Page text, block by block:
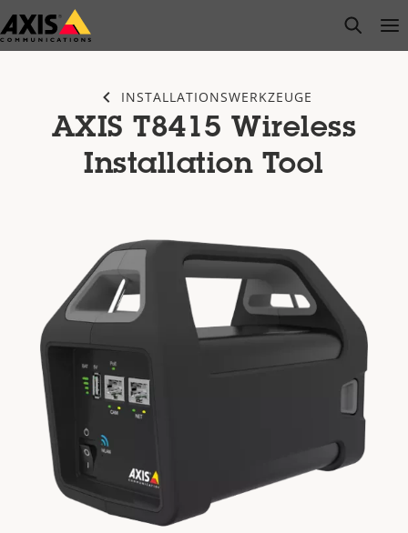
Zum
Hauptinhalt
open
INSTALLATIONSWERKZEUGE
AXIS T8415 Wireless
Installation Tool